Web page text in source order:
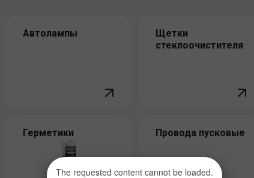
Автолампы
Щетки
стекло­очистителя
Герметики Провода пусковые
The requested content cannot be loaded.